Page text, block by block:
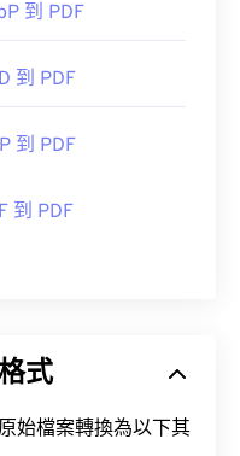
到 PDF
到 PDF
到 PDF
到 PDF
式
始檔案轉換為以下其